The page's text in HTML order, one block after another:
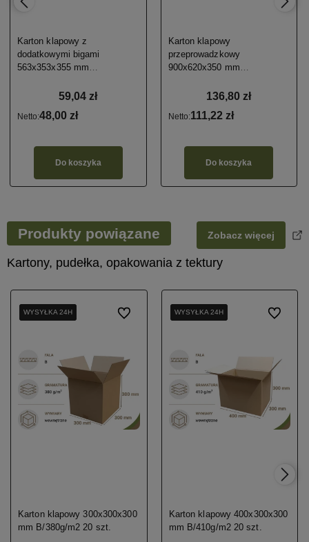
Karton klapowy z
dodatkowymi bigami
563x353x355 mm
59,04 zł
Netto:48,00 zł
Do koszyka
Karton klapowy
przeprowadzkowy
900x620x350 mm
136,80 zł
Netto:111,22 zł
Do koszyka
Produkty powiązane Zobacz więcej
Kartony, pudełka, opakowania z tektury
WYSYŁKA 24H
WYSYŁKA 24H
WYSYŁKA 24H
Karton klapowy 300x300x300
mm B/380g/m2 20 szt.
Do ulubionych WYSYŁKA 24H
WYSYŁKA 24H
WYSYŁKA 24H
Karton klapowy 400x300x300
mm B/410g/m2 20 szt.
Do